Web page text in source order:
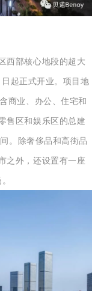
西部核心地段的超大
起正式开业。项目地
商业、办公、住宅和
售区和娱乐区的总建
。除奢侈品和高街品
之外，还设置有一座